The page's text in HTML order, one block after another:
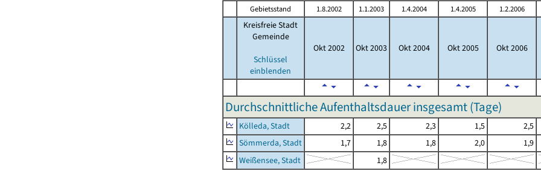
Gebietsstand 1.8.2002 1.1.2003 1.4.2004 1.4.2005 1.2.2006
Kreisfreie Stadt
Gemeinde
Schlüssel
einblenden
Okt 2002 Okt 2003 Okt 2004 Okt 2005 Okt 2006
Durchschnittliche Aufenthaltsdauer insgesamt (Tage)
Kölleda, Stadt 2,2 2,5 2,3 1,5 2,5
Sömmerda, Stadt
1,7 1,8 1,8 2,0 1,9
Weißensee, Stadt
1,8